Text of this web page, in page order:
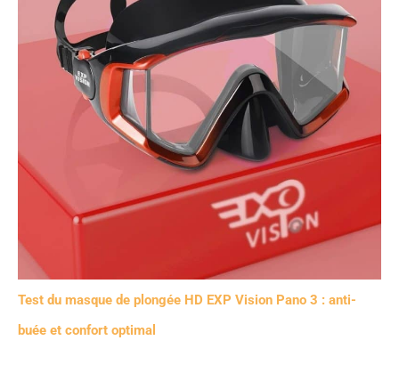
Test du masque de plongée HD EXP Vision Pano 3 : anti-
buée et confort optimal